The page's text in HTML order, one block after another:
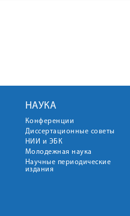
НАУКА
Конференции
Диссертационные советы
НИИ и ЭБК
Молодежная наука
Научные периодические
издания